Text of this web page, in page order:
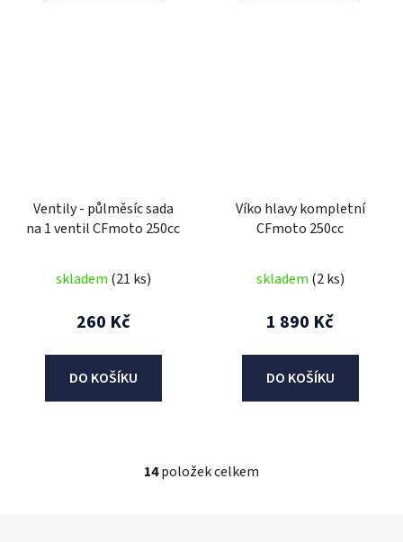
Ventily - půlměsíc sada
na 1 ventil CFmoto 250cc
skladem (21 ks)
260 Kč
DO KOŠÍKU
Víko hlavy kompletní
CFmoto 250cc
skladem (2 ks)
1 890 Kč
DO KOŠÍKU
O
14položek celkem